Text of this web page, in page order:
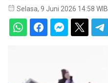
Selasa, 9 Juni 2026 14:58 WIB